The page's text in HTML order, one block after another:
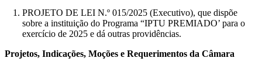
PROJETO DE LEI N.º 015/2025 (Executivo), que dispõe
sobre a instituição do Programa “IPTU PREMIADO’ para o
exercício de 2025 e dá outras providências.
Projetos, Indicações, Moções e Requerimentos da Câmara